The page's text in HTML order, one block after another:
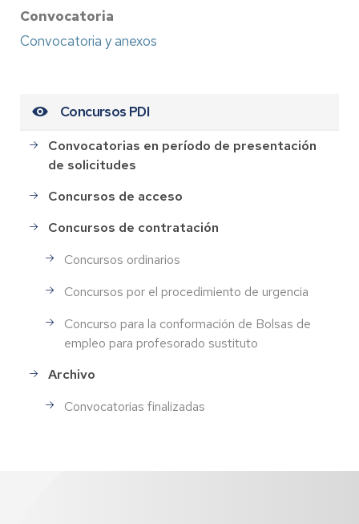
Convocatoria
Convocatoria y anexos
Concursos PDI
Convocatorias en período de presentación
de solicitudes
Concursos de acceso
Concursos de contratación
Concursos ordinarios
Concursos por el procedimiento de urgencia
Concurso para la conformación de Bolsas de
empleo para profesorado sustituto
Archivo
Convocatorias finalizadas